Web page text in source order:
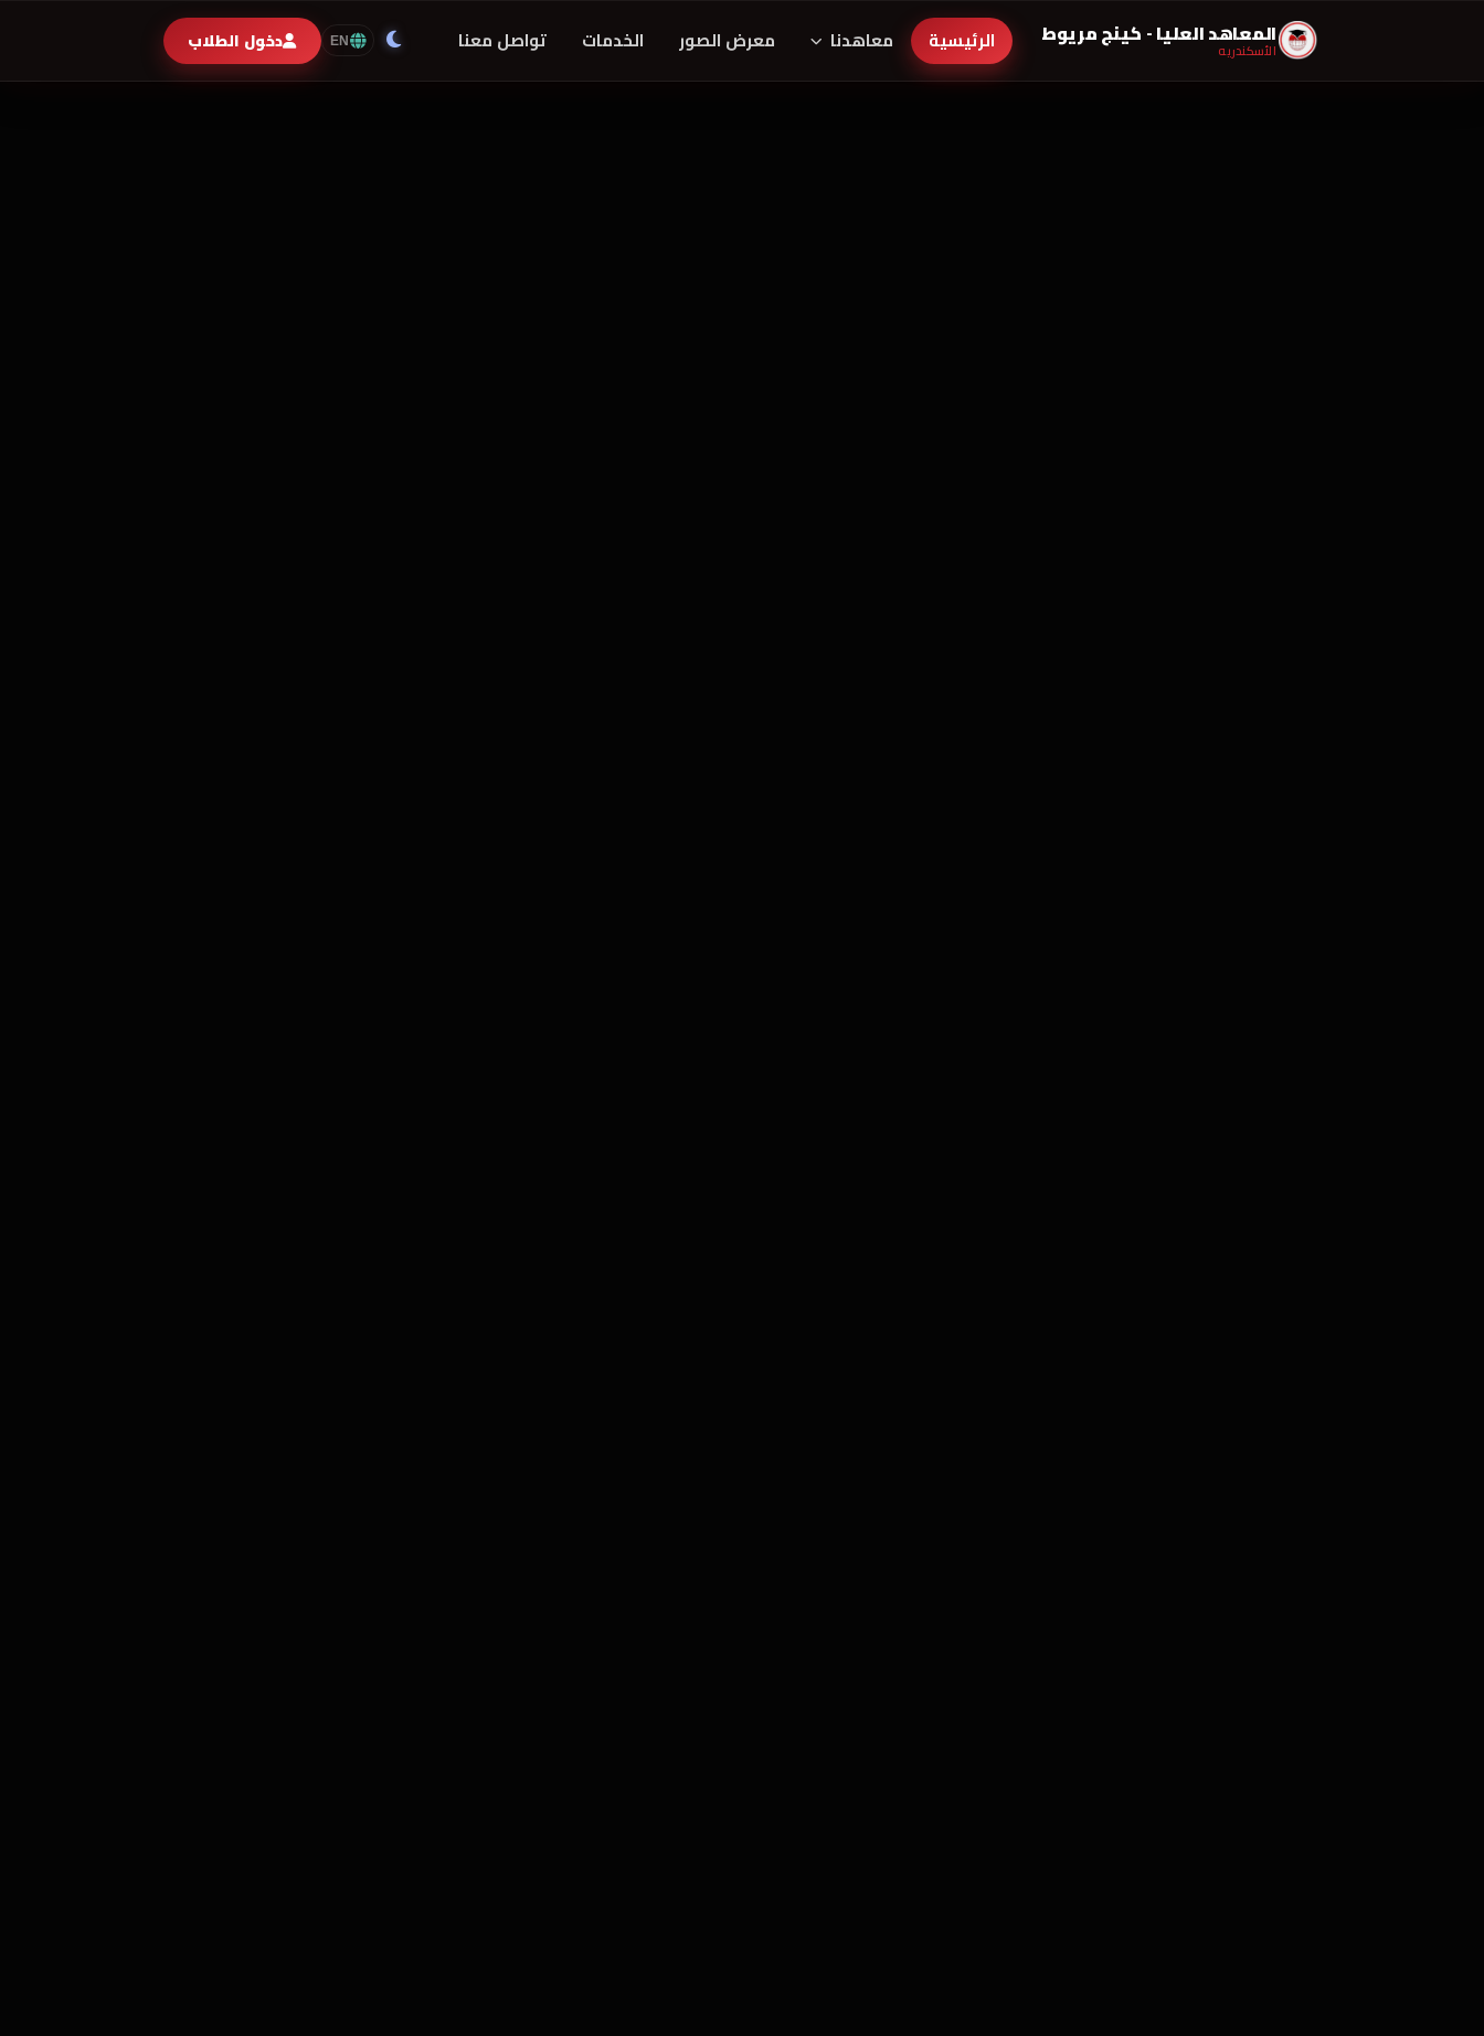
المعاهد العليا - كينج مريوط
الأسكندريه
الرئيسية معاهدنا معرض الصور الخدمات تواصل معنا EN دخول الطلاب